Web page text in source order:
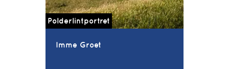
Polderlintportret
Imme Groet